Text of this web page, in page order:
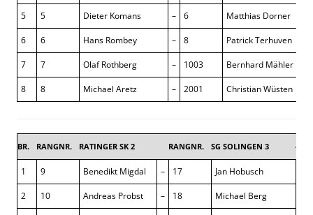
5 5 Dieter Komans – 6 Matthias Dorner
6 6 Hans Rombey – 8 Patrick Terhuven
7 7 Olaf Rothberg – 1003 Bernhard Mähler
8 8 Michael Aretz – 2001 Christian Wüsten
BR. RANGNR. RATINGER SK 2 RANGNR. SG SOLINGEN 3 4,5 :
1 9 Benedikt Migdal – 17 Jan Hobusch
2 10 Andreas Probst – 18 Michael Berg